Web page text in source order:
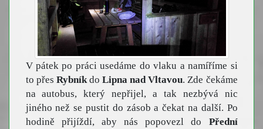
V pátek po práci usedáme do vlaku a namíříme si
to přes Rybníkdo Lipna nad Vltavou. Zde čekáme
na autobus, který nepřijel, a tak nezbývá nic
jiného než se pustit do zásob a čekat na další. Po
hodině přijíždí, aby nás popovezl do Přední